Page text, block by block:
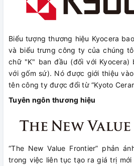
Biểu tượng thương hiệu Kyocera
và biểu trưng công ty của chúng
chữ "K" ban đầu (đối với Kyocera)
với gốm sứ). Nó được giới thiệu
tên công ty được đổi từ “Kyoto
Tuyên ngôn thương hiệu
“The New Value Frontier” phản
trong việc liên tục tạo ra giá trị